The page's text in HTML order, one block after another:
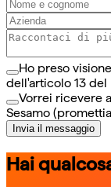
Ho preso
dell'articolo 13
Vorrei ricevere
Sesamo
Invia il messaggio
Hai